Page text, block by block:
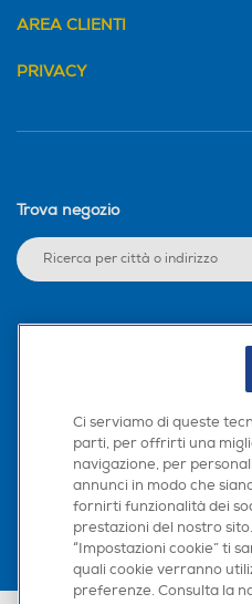
AREA CLIENTI
PRIVACY
Trova negozio
Scarica la nostra app
Ci serviamo di queste
parti, per offrirti una
navigazione, per
annunci in modo che
fornirti funzionalità dei
prestazioni del nostro
“Impostazioni cookie” ti
quali cookie verranno
preferenze. Consulta la